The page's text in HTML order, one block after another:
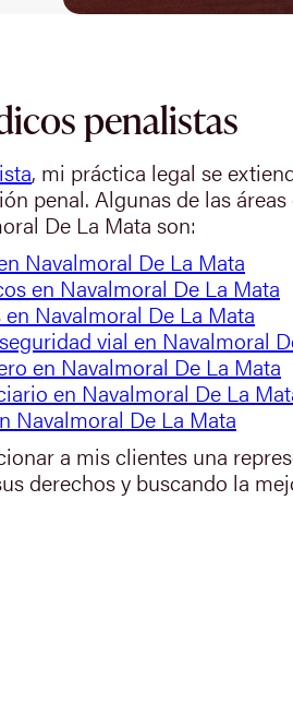
penalistas
, mi práctica legal se
penal. Algunas de las
De La Mata son:
Navalmoral De La Mata
en Navalmoral De La Mata
Navalmoral De La Mata
vial en Navalmoral
en Navalmoral De La Mata
en Navalmoral De La
Navalmoral De La Mata
a mis clientes una
derechos y buscando la